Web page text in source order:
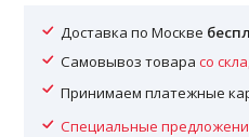
Доставка по Москве
Самовывоз товарасо
Принимаем платежные
Специальные